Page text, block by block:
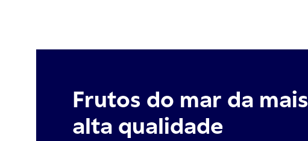
Frutos do mar da mais
alta qualidade